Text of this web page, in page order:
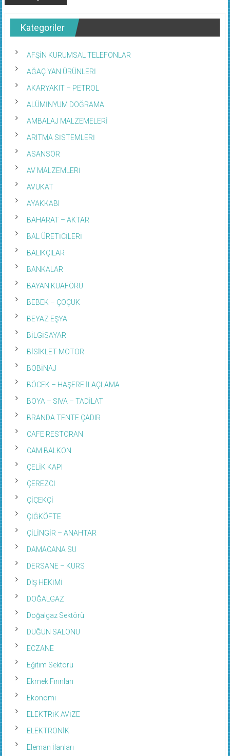
Kategoriler
AFŞİN KURUMSAL TELEFONLAR
AĞAÇ YAN ÜRÜNLERİ
AKARYAKIT – PETROL
ALÜMİNYUM DOĞRAMA
AMBALAJ MALZEMELERİ
ARITMA SİSTEMLERİ
ASANSÖR
AV MALZEMLERİ
AVUKAT
AYAKKABI
BAHARAT – AKTAR
BAL ÜRETİCİLERİ
BALIKÇILAR
BANKALAR
BAYAN KUAFÖRÜ
BEBEK – ÇOÇUK
BEYAZ EŞYA
BİLGİSAYAR
BİSİKLET MOTOR
BOBİNAJ
BÖCEK – HAŞERE İLAÇLAMA
BOYA – SIVA – TADİLAT
BRANDA TENTE ÇADIR
CAFE RESTORAN
CAM BALKON
ÇELİK KAPI
ÇEREZCİ
ÇİÇEKÇİ
ÇİĞKÖFTE
ÇİLİNGİR – ANAHTAR
DAMACANA SU
DERSANE – KURS
DIŞ HEKİMİ
DOĞALGAZ
Doğalgaz Sektörü
DÜĞÜN SALONU
ECZANE
Eğitim Sektörü
Ekmek Fırınları
Ekonomi
ELEKTRİK AVİZE
ELEKTRONİK
Eleman İlanları